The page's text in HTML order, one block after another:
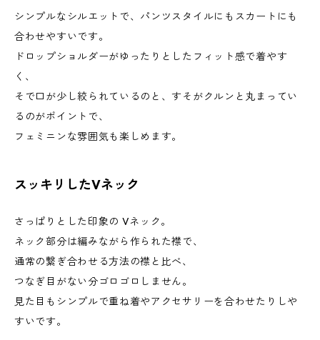
シンプルなシルエットで、パンツスタイルにもスカートにも
合わせやすいです。
ドロップショルダーがゆったりとしたフィット感で着やす
く、
そで口が少し絞られているのと、すそがクルンと丸まってい
るのがポイントで、
フェミニンな雰囲気も楽しめます。
スッキリしたVネック
さっぱりとした印象の Vネック。
ネック部分は編みながら作られた襟で、
通常の繋ぎ合わせる方法の襟と比べ、
つなぎ目がない分ゴロゴロしません。
見た目もシンプルで重ね着やアクセサリーを合わせたりしや
すいです。